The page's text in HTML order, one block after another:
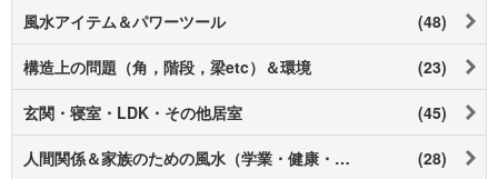
風水アイテム＆パワーツール (48)
構造上の問題（角，階段，梁etc）＆環境 (23)
玄関・寝室・LDK・その他居室 (45)
人間関係＆家族のための風水（学業・健康・調和） (28)